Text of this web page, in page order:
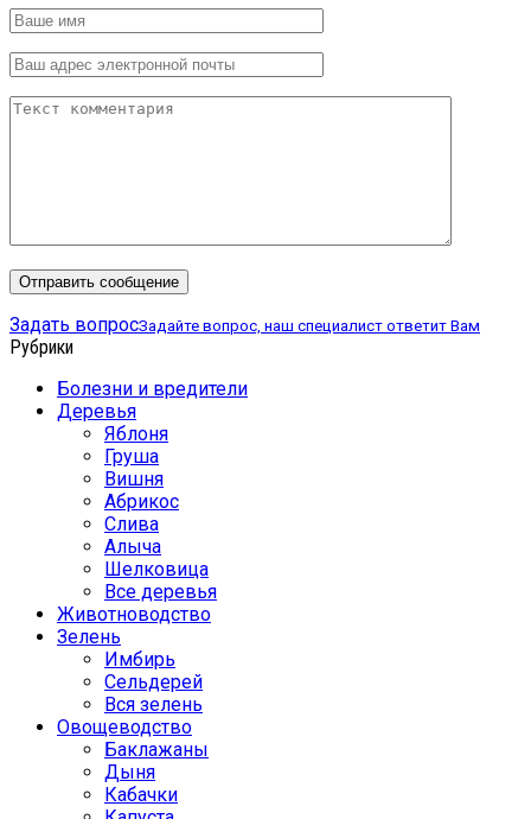
Задать вопросЗадайте вопрос, наш специалист ответит Вам
Рубрики
Болезни и вредители
Деревья
Яблоня
Груша
Вишня
Абрикос
Слива
Алыча
Шелковица
Все деревья
Животноводство
Зелень
Имбирь
Сельдерей
Вся зелень
Овощеводство
Баклажаны
Дыня
Кабачки